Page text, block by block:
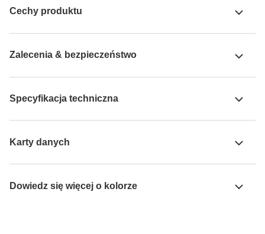
Cechy produktu
Zalecenia & bezpieczeństwo
Specyfikacja techniczna
Karty danych
Dowiedz się więcej o kolorze